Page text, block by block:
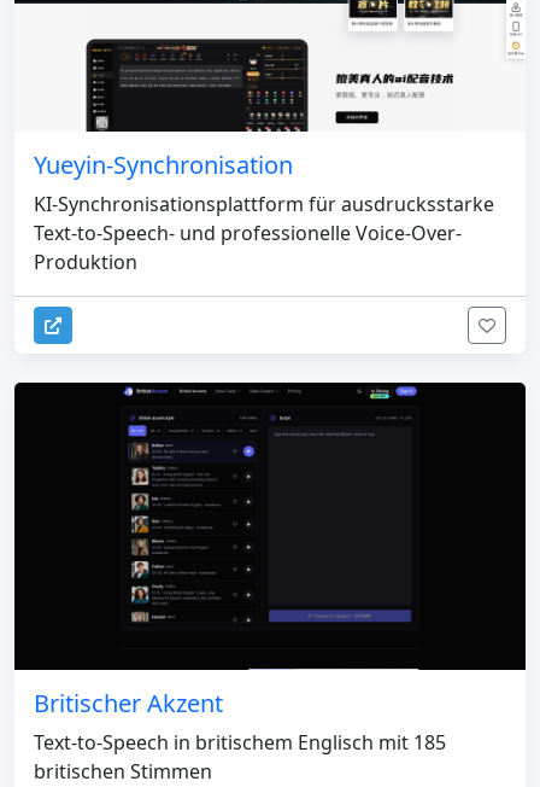
Yueyin-Synchronisation
KI-Synchronisationsplattform für ausdrucksstarke
Text-to-Speech- und professionelle Voice-Over-
Produktion
Britischer Akzent
Text-to-Speech in britischem Englisch mit 185
britischen Stimmen